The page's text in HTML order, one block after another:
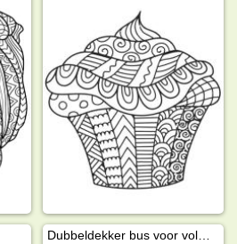
Dubbeldekker bus voor volwassenen